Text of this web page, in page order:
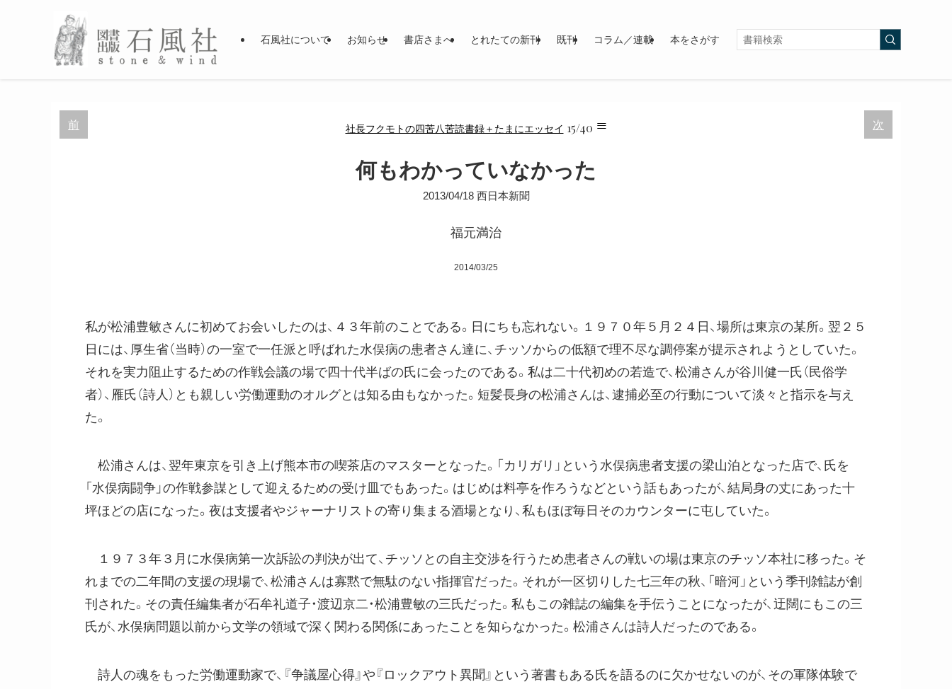
石風社について お知らせ 書店さまへ とれたての新刊 既刊 コラム／連載 本をさがす
前 次
社長フクモトの四苦八苦読書録＋たまにエッセイ 15/40 ≡
何もわかっていなかった
2013/04/18 西日本新聞
福元満治
2014/03/25
私が松浦豊敏さんに初めてお会いしたのは、４３年前のことである。日にちも忘れない。１９７０年５月２４日、場所は東京の某所。翌２５
日には、厚生省（当時）の一室で一任派と呼ばれた水俣病の患者さん達に、チッソからの低額で理不尽な調停案が提示されようとしていた。
それを実力阻止するための作戦会議の場で四十代半ばの氏に会ったのである。私は二十代初めの若造で、松浦さんが谷川健一氏（民俗学
者）、雁氏（詩人）とも親しい労働運動のオルグとは知る由もなかった。短髪長身の松浦さんは、逮捕必至の行動について淡々と指示を与え
た。
松浦さんは、翌年東京を引き上げ熊本市の喫茶店のマスターとなった。「カリガリ」という水俣病患者支援の梁山泊となった店で、氏を
「水俣病闘争」の作戦参謀として迎えるための受け皿でもあった。はじめは料亭を作ろうなどという話もあったが、結局身の丈にあった十
坪ほどの店になった。夜は支援者やジャーナリストの寄り集まる酒場となり、私もほぼ毎日そのカウンターに屯していた。
１９７３年３月に水俣病第一次訴訟の判決が出て、チッソとの自主交渉を行うため患者さんの戦いの場は東京のチッソ本社に移った。そ
れまでの二年間の支援の現場で、松浦さんは寡黙で無駄のない指揮官だった。それが一区切りした七三年の秋、「暗河」という季刊雑誌が創
刊された。その責任編集者が石牟礼道子・渡辺京二・松浦豊敏の三氏だった。私もこの雑誌の編集を手伝うことになったが、迂闊にもこの三
氏が、水俣病問題以前から文学の領域で深く関わる関係にあったことを知らなかった。松浦さんは詩人だったのである。
詩人の魂をもった労働運動家で、『争議屋心得』や『ロックアウト異聞』という著書もある氏を語るのに欠かせないのが、その軍隊体験で